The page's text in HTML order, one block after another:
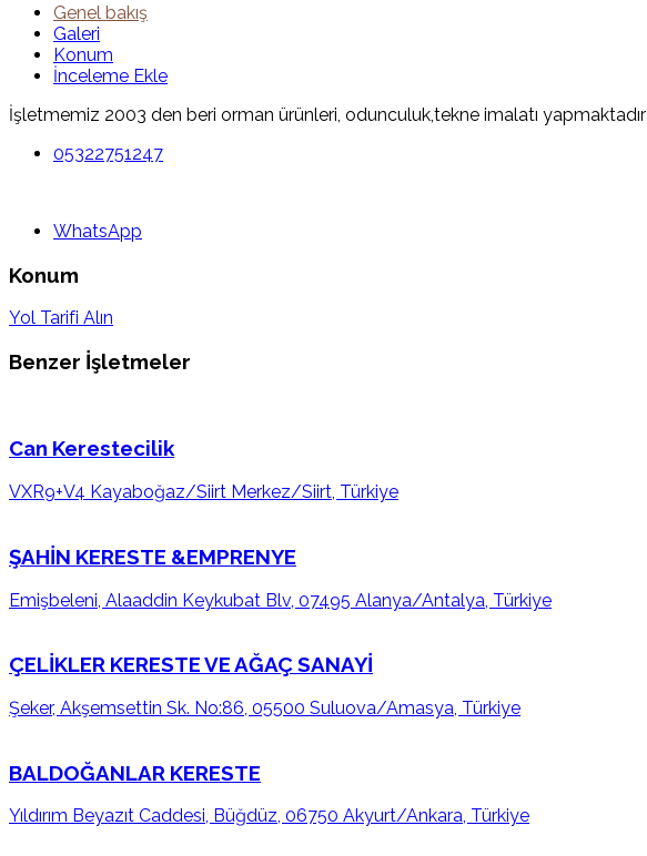
Genel bakış
Galeri
Konum
İnceleme Ekle
İşletmemiz 2003 den beri orman ürünleri, odunculuk,tekne imalatı yapmaktadır
05322751247
WhatsApp
Konum
Yol Tarifi Alın
Benzer İşletmeler
Can Kerestecilik
VXR9+V4 Kayaboğaz/Siirt Merkez/Siirt, Türkiye
ŞAHİN KERESTE &EMPRENYE
Emişbeleni, Alaaddin Keykubat Blv, 07495 Alanya/Antalya, Türkiye
ÇELİKLER KERESTE VE AĞAÇ SANAYİ
Şeker, Akşemsettin Sk. No:86, 05500 Suluova/Amasya, Türkiye
BALDOĞANLAR KERESTE
Yıldırım Beyazıt Caddesi, Büğdüz, 06750 Akyurt/Ankara, Türkiye